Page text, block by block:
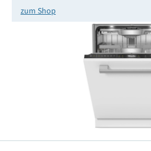
zum Shop